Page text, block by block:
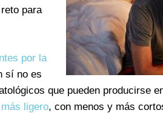
para
por la
sí no es
que pueden producirse
ligero, con menos y más